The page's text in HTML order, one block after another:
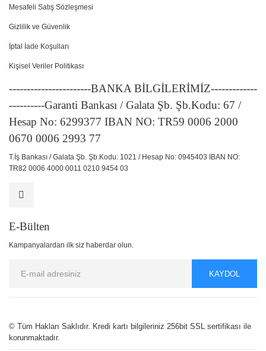
Mesafeli Satış Sözleşmesi
Gizlilik ve Güvenlik
İptal İade Koşulları
Kişisel Veriler Politikası
-----------------------BANKA BİLGİLERİMİZ-------------
----------Garanti Bankası / Galata Şb. Şb.Kodu: 67 /
Hesap No: 6299377 IBAN NO: TR59 0006 2000
0670 0006 2993 77
T.İş Bankası / Galata Şb. Şb.Kodu: 1021 / Hesap No: 0945403 IBAN NO:
TR82 0006 4000 0011 0210 9454 03
E-Bülten
Kampanyalardan ilk siz haberdar olun.
KAYDOL
© Tüm Hakları Saklıdır. Kredi kartı bilgileriniz 256bit SSL sertifikası ile
korunmaktadır.